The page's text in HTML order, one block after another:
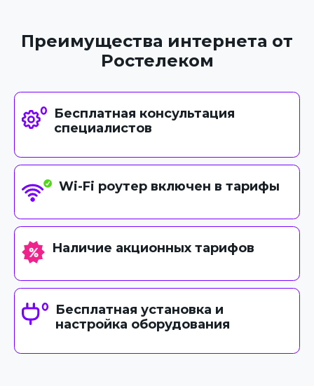
Преимущества интернета от
Ростелеком
Бесплатная консультация
специалистов
Wi-Fi роутер включен в тарифы
Наличие акционных тарифов
Бесплатная установка и
настройка оборудования